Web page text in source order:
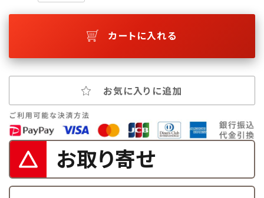
カートに入れる
お気に入りに追加
お取り寄せ